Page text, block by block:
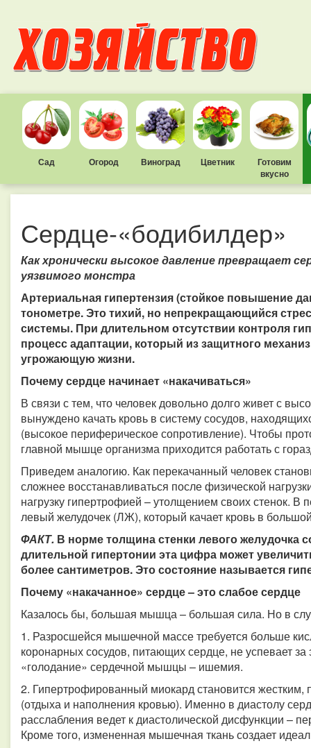
Сад Огород Виноград Цветник
Готовим
вкусно
Сердце-«бодибилдер»
Как хронически высокое давление превращает
уязвимого монстра
Артериальная гипертензия (стойкое повышение
тонометре. Это тихий, но непрекращающийся
системы. При длительном отсутствии контроля
процесс адаптации, который из защитного
угрожающую жизни.
Почему сердце начинает «накачиваться»
В связи с тем, что человек довольно долго живет с
вынуждено качать кровь в систему сосудов,
(высокое периферическое сопротивление). Чтобы
главной мышце организма приходится работать с
Приведем аналогию. Как перекачанный человек
сложнее восстанавливаться после физической
нагрузку гипертрофией – утолщением своих стенок. В
левый желудочек (ЛЖ), который качает кровь в
ФАКТ. В норме толщина стенки левого желудочка
длительной гипертонии эта цифра может
более сантиметров. Это состояние называется
Почему «накачанное» сердце – это слабое сердце
Казалось бы, большая мышца – большая сила. Но в
1. Разросшейся мышечной массе требуется больше
коронарных сосудов, питающих сердце, не успевает
«голодание» сердечной мышцы – ишемия.
2. Гипертрофированный миокард становится жестким,
(отдыха и наполнения кровью). Именно в диастолу
расслабления ведет к диастолической дисфункции –
Кроме того, измененная мышечная ткань создает